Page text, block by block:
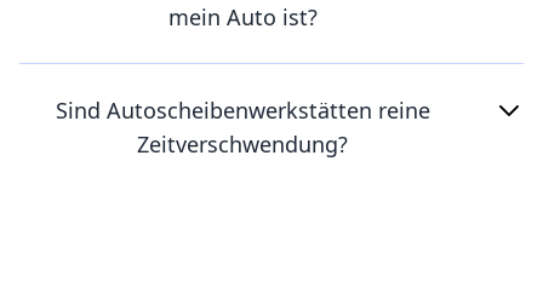
mein Auto ist?
Sind Autoscheibenwerkstätten reine
Zeitverschwendung?